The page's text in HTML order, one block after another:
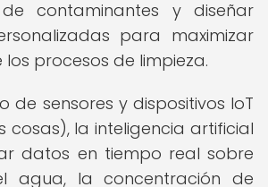
contaminantes y diseñar
para maximizar
procesos de limpieza.
de sensores y dispositivos IoT
cosas), la inteligencia artificial
datos en tiempo real sobre
agua, la concentración de